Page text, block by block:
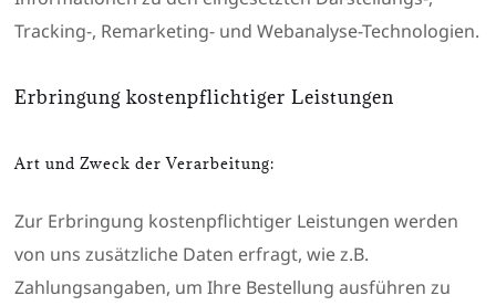
Tracking-, Remarketing- und Webanalyse-Technologien.
Erbringung kostenpflichtiger Leistungen
Art und Zweck der Verarbeitung:
Zur Erbringung kostenpflichtiger Leistungen werden
von uns zusätzliche Daten erfragt, wie z.B.
Zahlungsangaben, um Ihre Bestellung ausführen zu